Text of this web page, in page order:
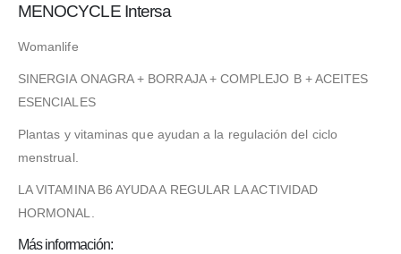
MENOCYCLE Intersa
Womanlife
SINERGIA ONAGRA + BORRAJA + COMPLEJO B + ACEITES
ESENCIALES
Plantas y vitaminas que ayudan a la regulación del ciclo
menstrual.
LA VITAMINA B6 AYUDA A REGULAR LA ACTIVIDAD
HORMONAL.
Más información: